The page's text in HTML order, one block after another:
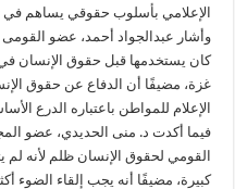
الإعلامي بأسلوب حقوقي يساهم في
وأشار عبدالجواد أحمد، عضو
كان يستخدمها قبل حقوق الإنسان
غزة، مضيفًا أن الدفاع عن حقوق
الإعلام للمواطن باعتباره الدرع
فيما أكدت د. منى الحديدي، عضو
القومي لحقوق الإنسان ظلم لأنه لم
كبيرة، مضيفًا أنه يجب إلقاء الضوء